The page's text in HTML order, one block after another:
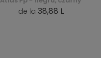
de la 38,88 L